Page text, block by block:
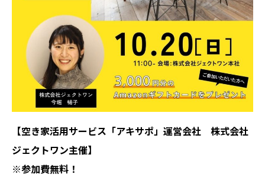
【空き家活用サービス「アキサポ」運営会社 株式会社
ジェクトワン主催】
※参加費無料！